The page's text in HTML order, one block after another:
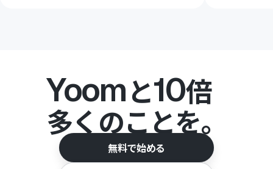
Yoomと10倍
多くのことを。
無料で始める